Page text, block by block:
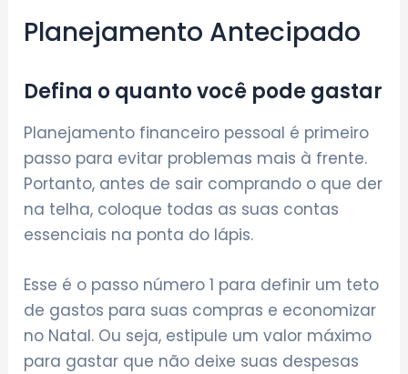
Planejamento Antecipado
Defina o quanto você pode gastar
Planejamento financeiro pessoal é primeiro
passo para evitar problemas mais à frente.
Portanto, antes de sair comprando o que der
na telha, coloque todas as suas contas
essenciais na ponta do lápis.
Esse é o passo número 1 para definir um teto
de gastos para suas compras e economizar
no Natal. Ou seja, estipule um valor máximo
para gastar que não deixe suas despesas